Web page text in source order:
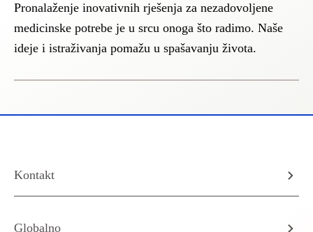
Pronalaženje inovativnih rješenja za nezadovoljene
medicinske potrebe je u srcu onoga što radimo. Naše
ideje i istraživanja pomažu u spašavanju života.
Kontakt
Globalno